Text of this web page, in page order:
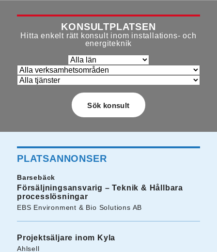
KONSULTPLATSEN
Hitta enkelt rätt konsult inom installations- och
energiteknik
PLATSANNONSER
Barsebäck
Försäljningsansvarig – Teknik & Hållbara
processlösningar
EBS Environment & Bio Solutions AB
Projektsäljare inom Kyla
Ahlsell